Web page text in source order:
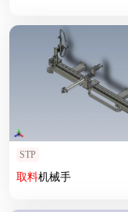
STP
取料机械手